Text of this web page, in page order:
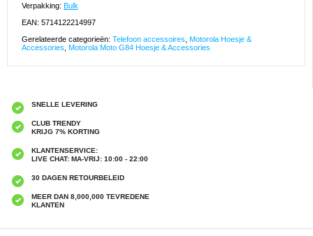
Verpakking: Bulk
EAN: 5714122214997
Gerelateerde categorieën: Telefoon accessoires
Motorola Hoesje &
Accessories
Motorola Moto G84 Hoesje & Accessories
SNELLE LEVERING
CLUB TRENDY
KRIJG 7% KORTING
KLANTENSERVICE:
LIVE CHAT: MA-VRIJ: 10:00 - 22:00
30 DAGEN RETOURBELEID
MEER DAN 8,000,000 TEVREDENE
KLANTEN